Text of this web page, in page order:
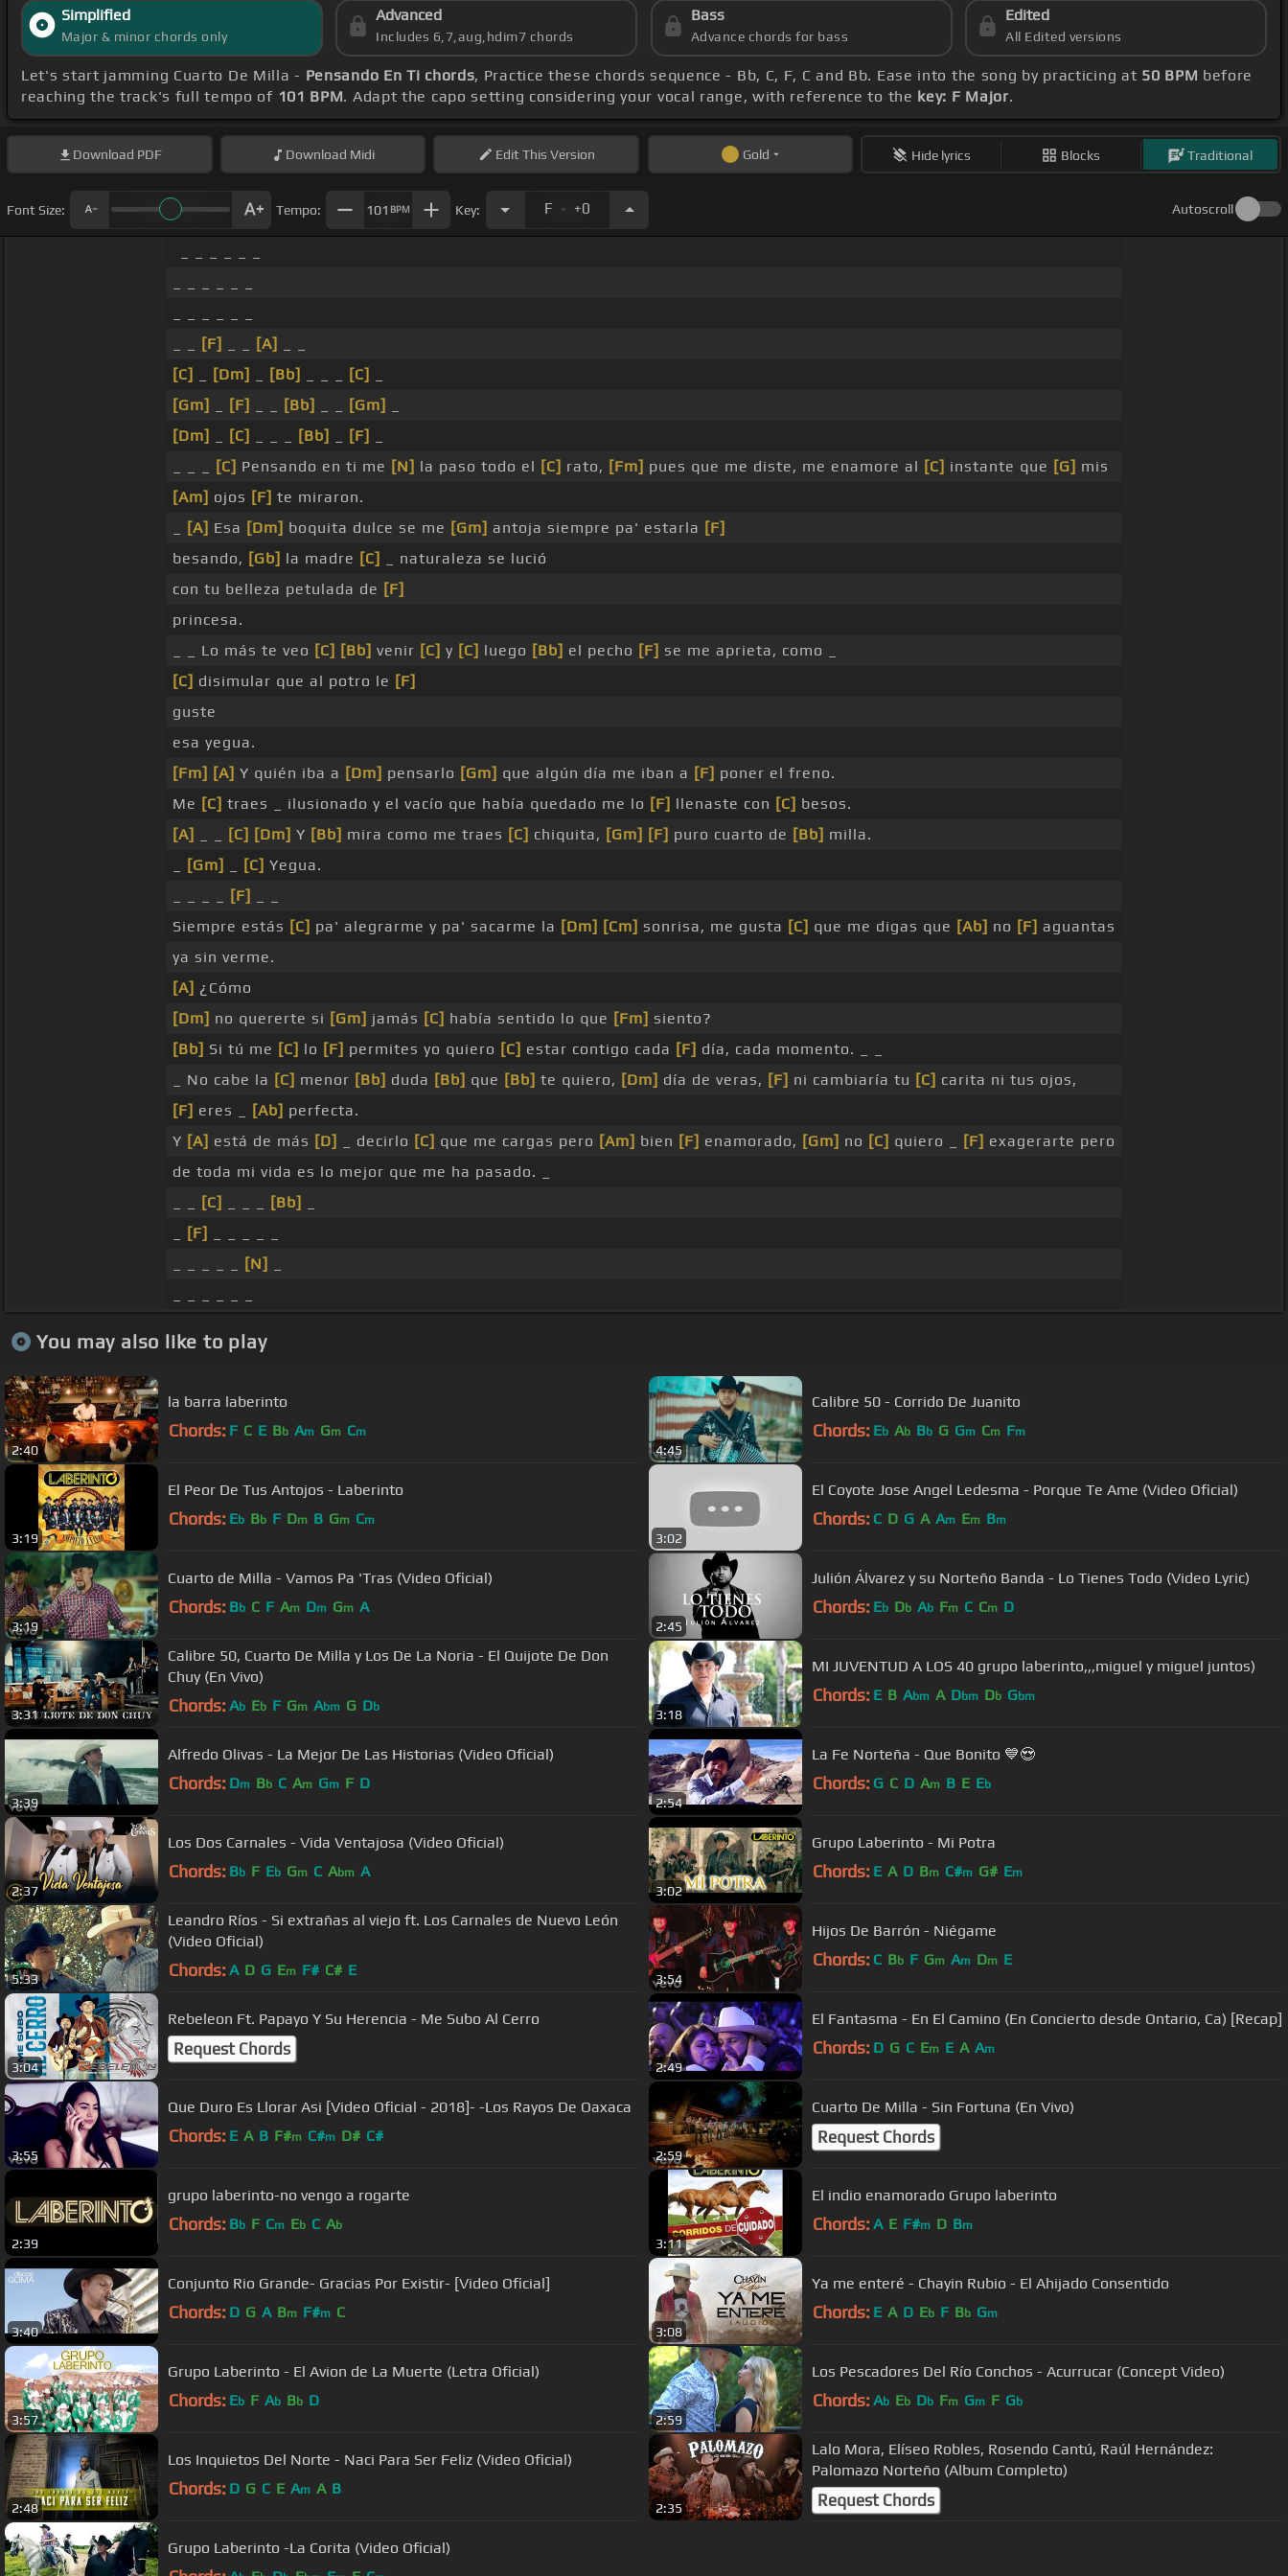
Simplified
Major & minor chords only
Advanced
Includes 6,7,aug,hdim7 chords
Bass
Advance chords for bass
Edited
All Edited versions
Let's start jamming Cuarto De Milla - Pensando En Ti chords, Practice these chords sequence - Bb, C, F, C and Bb. Ease into the song by practicing at 50 BPM before
reaching the track's full tempo of 101 BPM. Adapt the capo setting considering your vocal range, with reference to the key: F Major.
Download PDF Download Midi EditThis Version Gold Hide lyrics Blocks Traditional
Font Size: Tempo: 101 BPM Key: F . +0 Autoscroll
[F] [A]
[C]
[Dm] [Bb] [C]
[Gm]
[F] [Bb] [Gm]
[Dm]
[C] [Bb] [F]
[C] Pensando en ti me [N] la paso todo el [C] rato, [Fm] pues que me diste, me enamore al [C] instante que [G] mis
[Am] ojos [F] te miraron.
[A] Esa [Dm] boquita dulce se me [Gm] antoja siempre pa' estarla [F]
besando, [Gb] la madre [C]
_ naturaleza se lució
con tu belleza petulada de [F]
princesa.
_ _ Lo más te veo [C] [Bb] venir [C] y [C] luego [Bb] el pecho [F] se me aprieta, como _
[C] disimular que al potro le [F]
guste
esa yegua.
[Fm] [A] Y quién iba a [Dm] pensarlo [Gm] que algún día me iban a [F] poner el freno.
Me [C] traes _ ilusionado y el vacío que había quedado me lo [F] llenaste con [C] besos.
[A]
[C] [Dm] Y [Bb] mira como me traes [C] chiquita, [Gm] [F] puro cuarto de [Bb] milla.
[Gm] [C] Yegua.
[F]
Siempre estás [C] pa' alegrarme y pa' sacarme la [Dm] [Cm] sonrisa, me gusta [C] que me digas que [Ab] no [F] aguantas
ya sin verme.
[A] ¿Cómo
[Dm] no quererte si [Gm] jamás [C] había sentido lo que [Fm] siento?
[Bb] Si tú me [C] lo [F] permites yo quiero [C] estar contigo cada [F] día, cada momento. _ _
_ No cabe la [C] menor [Bb] duda [Bb] que [Bb] te quiero, [Dm] día de veras, [F] ni cambiaría tu [C] carita ni tus ojos,
[F] eres _ [Ab] perfecta.
Y [A] está de más [D] _ decirlo [C] que me cargas pero [Am] bien [F] enamorado, [Gm] no [C] quiero _ [F] exagerarte pero
de toda mi vida es lo mejor que me ha pasado. _
[C] [Bb]
[F]
[N]
You may also like to play
2:40
la barra laberinto
Chords: F C E Bb Am Gm Cm
4:45
Calibre 50 - Corrido De Juanito
Chords: Eb Ab Bb G Gm Cm Fm
3:19
El Peor De Tus Antojos - Laberinto
Chords: Eb Bb F Dm B Gm Cm
3:02
El Coyote Jose Angel Ledesma - Porque Te Ame (Video Oficial)
Chords: C D G A Am Em Bm
3:19
Cuarto de Milla - Vamos Pa 'Tras (Video Oficial)
Chords: Bb C F Am Dm Gm A
2:45
Julión Álvarez y su Norteño Banda - Lo Tienes Todo (Video Lyric)
Chords: Eb Db Ab Fm C Cm D
3:31
Calibre 50, Cuarto De Milla y Los De La Noria - El Quijote De Don
Chuy (En Vivo)
Chords: Ab Eb F Gm Abm G Db
3:18
MI JUVENTUD A LOS 40 grupo laberinto,,,miguel y miguel juntos)
Chords: E B Abm A Dbm Db Gbm
3:39
Alfredo Olivas - La Mejor De Las Historias (Video Oficial)
Chords: Dm Bb C Am Gm F D
2:54
La Fe Norteña - Que Bonito 💙😍
Chords: G C D Am B E Eb
2:37
Los Dos Carnales - Vida Ventajosa (Video Oficial)
Chords: Bb F Eb Gm C Abm A
3:02
Grupo Laberinto - Mi Potra
Chords: E A D Bm C#m G# Em
5:33
Leandro Ríos - Si extrañas al viejo ft. Los Carnales de Nuevo León
(Video Oficial)
Chords: A D G Em F# C# E
3:54
Hijos De Barrón - Niégame
Chords: C Bb F Gm Am Dm E
3:04
Rebeleon Ft. Papayo Y Su Herencia - Me Subo Al Cerro
Request Chords
2:49
El Fantasma - En El Camino (En Concierto desde Ontario, Ca) [Recap]
Chords: D G C Em E A Am
3:55
Que Duro Es Llorar Asi [Video Oficial - 2018]- -Los Rayos De Oaxaca
Chords: E A B F#m C#m D# C#
2:59
Cuarto De Milla - Sin Fortuna (En Vivo)
Request Chords
2:39
grupo laberinto-no vengo a rogarte
Chords: Bb F Cm Eb C Ab
3:11
El indio enamorado Grupo laberinto
Chords: A E F#m D Bm
3:40
Conjunto Rio Grande- Gracias Por Existir- [Video Oficial]
Chords: D G A Bm F#m C
3:08
Ya me enteré - Chayin Rubio - El Ahijado Consentido
Chords: E A D Eb F Bb Gm
3:57
Grupo Laberinto - El Avion de La Muerte (Letra Oficial)
Chords: Eb F Ab Bb D
2:59
Los Pescadores Del Río Conchos - Acurrucar (Concept Video)
Chords: Ab Eb Db Fm Gm F Gb
2:48
Los Inquietos Del Norte - Naci Para Ser Feliz (Video Oficial)
Chords: D G C E Am A B
2:35
Lalo Mora, Elíseo Robles, Rosendo Cantú, Raúl Hernández:
Palomazo Norteño (Album Completo)
Request Chords
Grupo Laberinto -La Corita (Video Oficial)